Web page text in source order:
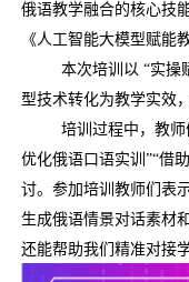
俄语教学融合的核心技
《人工智能大模型赋能
本次培训以 “实
型技术转化为教学实效
培训过程中，教
优化俄语口语实训”“借
讨。参加培训教师们表
生成俄语情景对话素材
还能帮助我们精准对接